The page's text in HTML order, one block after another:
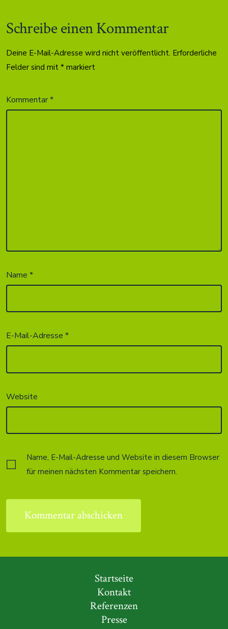
Schreibe einen Kommentar
Deine E-Mail-Adresse wird nicht veröffentlicht. Erforderliche
Felder sind mit* markiert
Kommentar*
Name*
E-Mail-Adresse*
Website
Name, E-Mail-Adresse und Website in diesem Browser
für meinen nächsten Kommentar speichern.
Startseite
Kontakt
Referenzen
Presse